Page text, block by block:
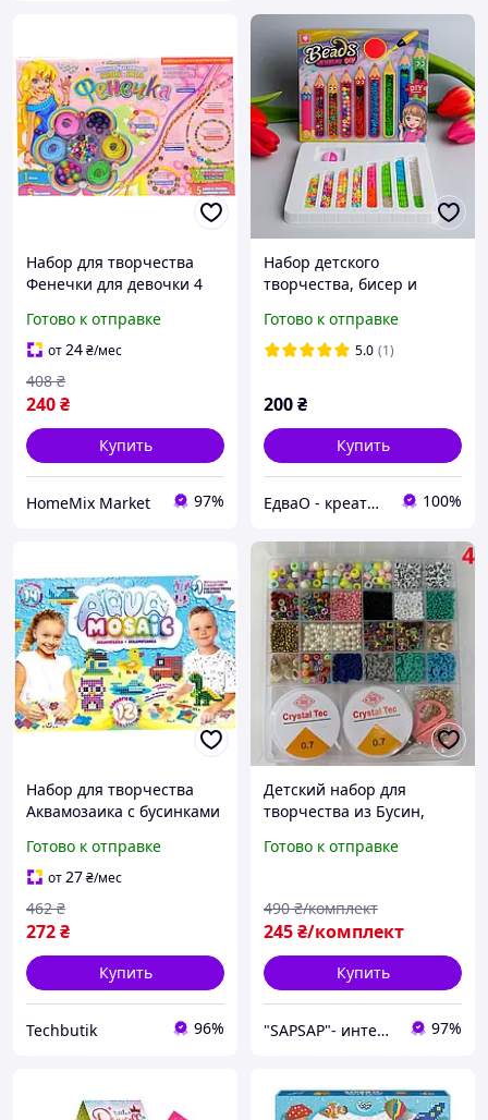
Набор для творчества
Фенечки для девочки 4
Danko Toys HM-11773
Готово к отправке
от24₴/мес
240₴
408 ₴
Купить
HomeMix Market 97%
Набор детского
творчества, бисер и
бусинки для браслетиков
Готово к отправке
5.0 (1)
200₴
Купить
ЕдваО - креативные игрушки 100%
Набор для творчества
Аквамозаика с бусинками
Toys BT-9783
Готово к отправке
от27₴/мес
272₴
462 ₴
Купить
Techbutik 96%
Детский набор для
творчества из Бусин,
коробке, Набор бусинок
Готово к отправке
245₴/комплект
490 ₴/комплект
Купить
"SAPSAP"- интернет магазин 97%